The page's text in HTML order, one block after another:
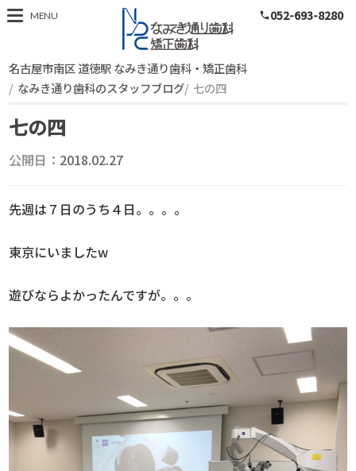
スタッフブログ
MENU phone052-693-8280
名古屋市南区 道徳駅 なみき通り歯科・矯正歯科
なみき通り歯科のスタッフブログ 七の四
七の四
公開日： 2018.02.27
先週は７日のうち４日。。。。
東京にいましたw
遊びならよかったんですが。。。